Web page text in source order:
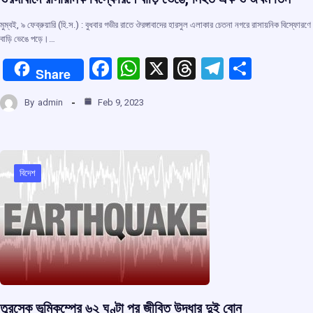
মুম্বই, ৯ ফেব্রুয়ারি (হি.স.) : বুধবার গভীর রাতে ঔরঙ্গাবাদের হারসুল এলাকার চেতনা নগরে রাসায়নিক বিস্ফোরণে
বাড়ি ভেঙে পড়ে।…
Share
F
ce
o
o
k
W
at
A
p
p
X
T
d
s
T
By admin Feb 9, 2023
বিদেশ
তুরস্কে ভূমিকম্পের ৬২ ঘণ্টা পর জীবিত উদ্ধার দুই বোন